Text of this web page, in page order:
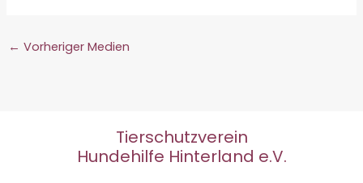
← Vorheriger Medien
Tierschutzverein
Hundehilfe Hinterland e.V.